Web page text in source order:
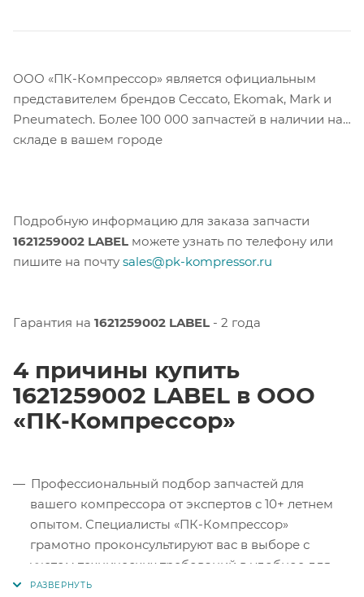
ООО «ПК-Компрессор» является официальным
представителем брендов Ceccato, Ekomak, Mark и
Pneumatech. Более 100 000 запчастей в наличии на
складе в вашем городе
Подробную информацию для заказа запчасти
1621259002 LABEL можете узнать по телефону или
пишите на почту sales@pk-kompressor.ru
Гарантия на 1621259002 LABEL - 2 года
4 причины купить
1621259002 LABEL в ООО
«ПК-Компрессор»
Профессиональный подбор запчастей для
вашего компрессора от экспертов с 10+ летнем
опытом. Специалисты «ПК-Компрессор»
грамотно проконсультируют вас в выборе с
учетом технических требований в удобное для
вас время.